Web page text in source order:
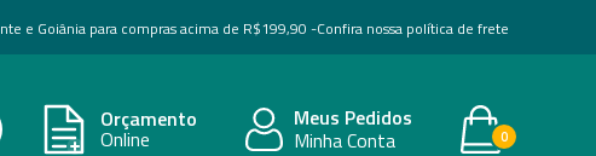
e Goiânia para compras acima de R$199,90 -Confira nossa política de frete
Orçamento
Online
Meus Pedidos
Minha Conta 0